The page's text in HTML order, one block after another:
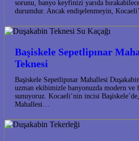
sorunu, banyo keyfinizi yarıda
durumdur. Ancak endişelenmeyin,
Başiskele Sepetlipınar
Teknesi
Başiskele Sepetlipınar Mahallesi
uzman ekibimizle banyonuzda modern ve
sunuyoruz. Kocaeli’nin incisi
Mahallesi…